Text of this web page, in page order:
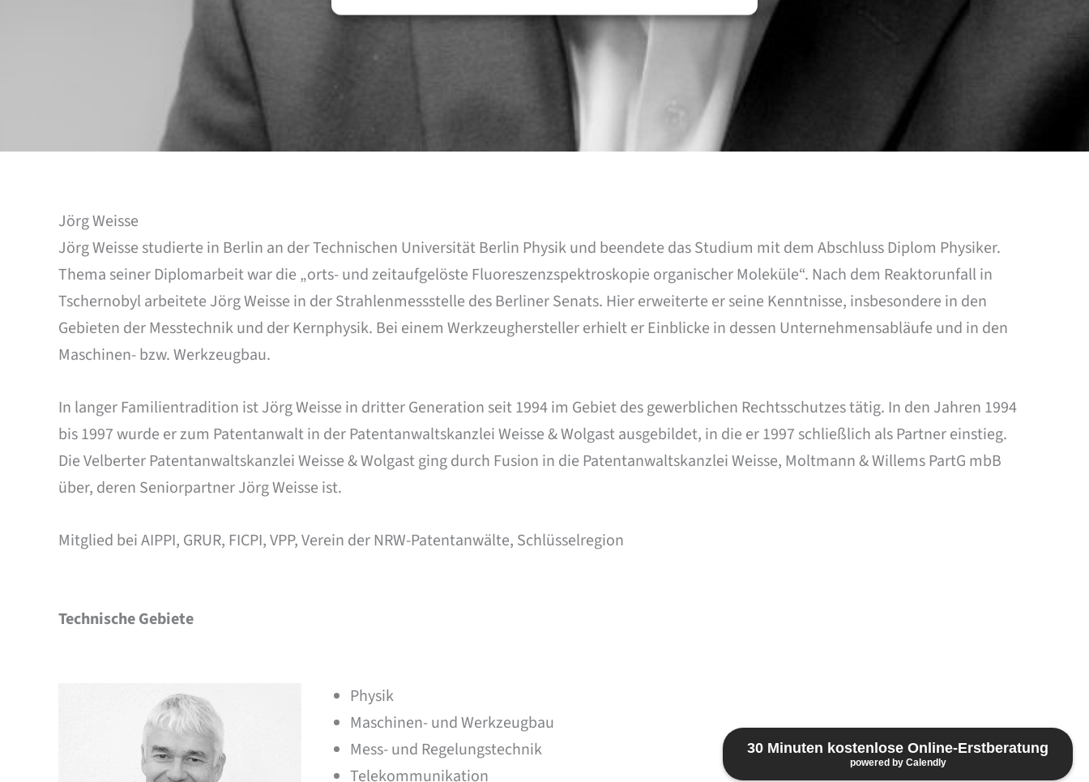
30 Minuten kostenlose Online-Erstberatung
powered by Calendly
Jörg Weisse
Jörg Weisse studierte in Berlin an der Technischen Universität Berlin Physik und beendete das Studium mit dem Abschluss Diplom Physiker.
Thema seiner Diplomarbeit war die „orts- und zeitaufgelöste Fluoreszenzspektroskopie organischer Moleküle“. Nach dem Reaktorunfall in
Tschernobyl arbeitete Jörg Weisse in der Strahlenmessstelle des Berliner Senats. Hier erweiterte er seine Kenntnisse, insbesondere in den
Gebieten der Messtechnik und der Kernphysik. Bei einem Werkzeughersteller erhielt er Einblicke in dessen Unternehmensabläufe und in den
Maschinen- bzw. Werkzeugbau.
In langer Familientradition ist Jörg Weisse in dritter Generation seit 1994 im Gebiet des gewerblichen Rechtsschutzes tätig. In den Jahren 1994
bis 1997 wurde er zum Patentanwalt in der Patentanwaltskanzlei Weisse & Wolgast ausgebildet, in die er 1997 schließlich als Partner einstieg.
Die Velberter Patentanwaltskanzlei Weisse & Wolgast ging durch Fusion in die Patentanwaltskanzlei Weisse, Moltmann & Willems PartG mbB
über, deren Seniorpartner Jörg Weisse ist.
Mitglied bei AIPPI, GRUR, FICPI, VPP, Verein der NRW-Patentanwälte, Schlüsselregion
Technische Gebiete
Physik
Maschinen- und Werkzeugbau
Mess- und Regelungstechnik
Telekommunikation